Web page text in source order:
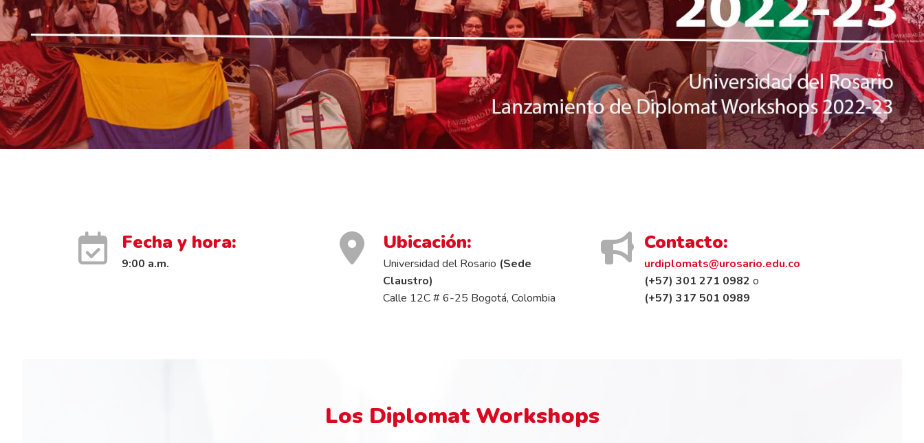
Fecha y hora:
9:00 a.m.
Ubicación:
Universidad del Rosario (Sede
Claustro)
Calle 12C # 6-25 Bogotá, Colombia
Contacto:
urdiplomats@urosario.edu.co
(+57) 301 271 0982 o
(+57) 317 501 0989
Los Diplomat Workshops